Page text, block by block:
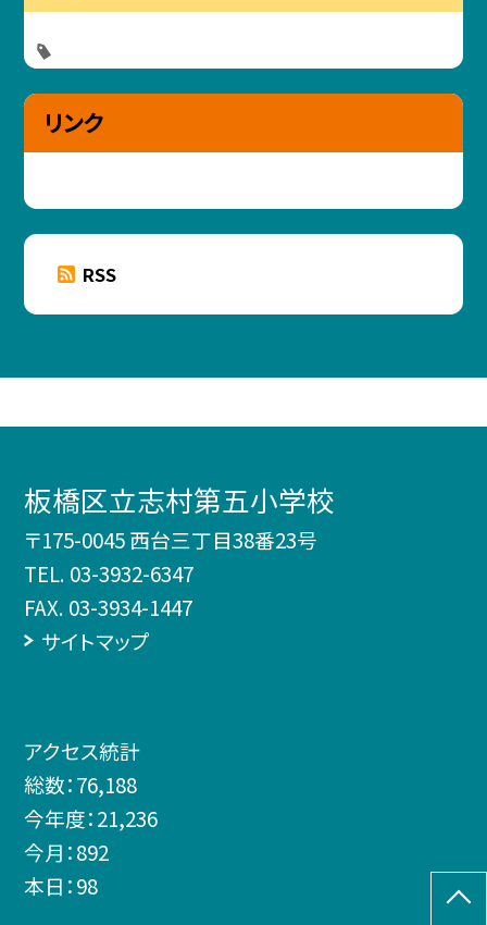
リンク
RSS
板橋区立志村第五小学校
〒175-0045 西台三丁目38番23号
TEL. 03-3932-6347
FAX. 03-3934-1447
サイトマップ
アクセス統計
総数：76,188
今年度：21,236
今月：892
本日：98